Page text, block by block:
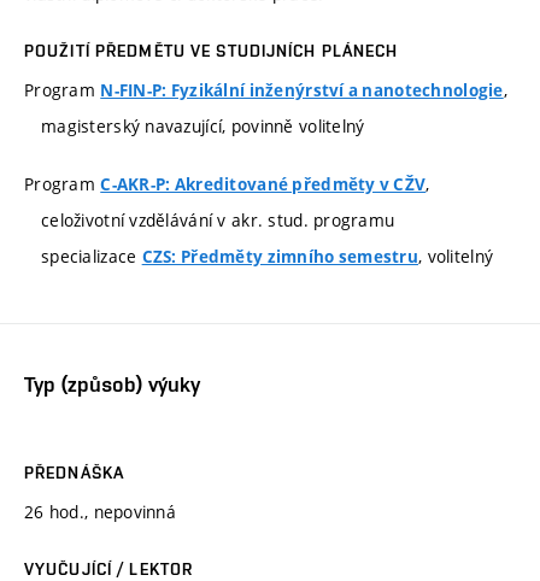
POUŽITÍ PŘEDMĚTU VE STUDIJNÍCH PLÁNECH
Program N-FIN-P: Fyzikální inženýrství a nanotechnologie,
magisterský navazující, povinně volitelný
ProgramC-AKR-P: Akreditované předměty v CŽV,
celoživotní vzdělávání v akr. stud. programu
specializace CZS: Předměty zimního semestru, volitelný
Typ (způsob) výuky
PŘEDNÁŠKA
26 hod., nepovinná
VYUČUJÍCÍ / LEKTOR